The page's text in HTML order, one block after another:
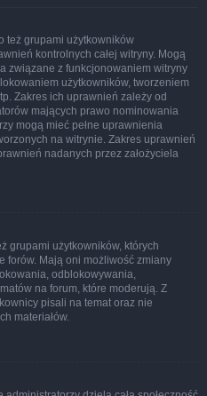
też grupami użytkowników
kontrolnych całej witryny. Mogą
związane z funkcjonowaniem witryny
użytkowników, tworzeniem
Zakres ich uprawnień zależy od
mających prawo nominowania
mogą mieć pełne uprawnienia
na witrynie. Zakres uprawnień
nadanych przez założyciela
grupami użytkowników, których
forów. Mają oni możliwość zmiany
odblokowywania,
na forum, które moderują. Z
pisali na temat oraz nie
materiałów.